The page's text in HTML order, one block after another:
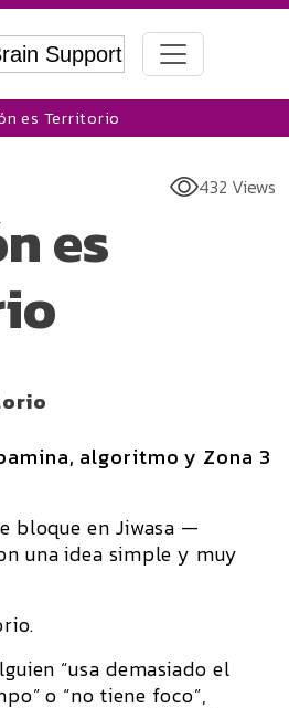
es Territorio
432 Views
es
algoritmo y Zona 3
bloque en Jiwasa —
una idea simple y muy
“usa demasiado el
o “no tiene foco”,